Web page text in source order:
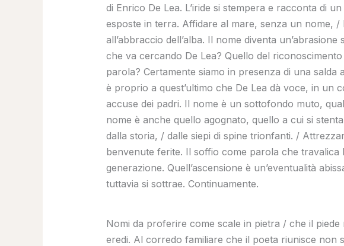
di Enrico De Lea. L’iride si stempera e racconta di
esposte in terra. Affidare al mare, senza un nome,
all’abbraccio dell’alba. Il nome diventa
che va cercando De Lea? Quello del
parola? Certamente siamo in presenza di una
è proprio a quest’ultimo che De Lea dà voce, in un
accuse dei padri. Il nome è un sottofondo muto,
nome è anche quello agognato, quello a cui si
dalla storia, / dalle siepi di spine trionfanti. /
benvenute ferite. Il soffio come parola che
generazione. Quell’ascensione è un’eventualità
tuttavia si sottrae. Continuamente.
Nomi da proferire come scale in pietra / che il
eredi. Al corredo familiare che il poeta riunisce